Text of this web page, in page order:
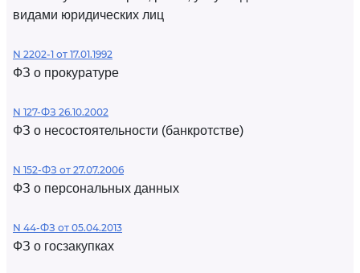
видами юридических лиц
N 2202-1 от 17.01.1992
ФЗ о прокуратуре
N 127-ФЗ 26.10.2002
ФЗ о несостоятельности (банкротстве)
N 152-ФЗ от 27.07.2006
ФЗ о персональных данных
N 44-ФЗ от 05.04.2013
ФЗ о госзакупках